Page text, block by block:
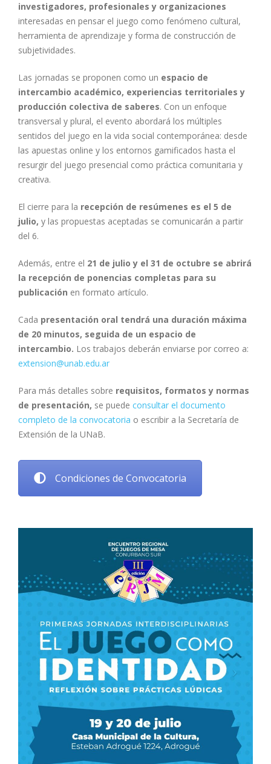
investigadores, profesionales y organizaciones
interesadas en pensar el juego como fenómeno cultural,
herramienta de aprendizaje y forma de construcción de
subjetividades.
Las jornadas se proponen como un espacio de
intercambio académico, experiencias territoriales y
producción colectiva de saberes. Con un enfoque
transversal y plural, el evento abordará los múltiples
sentidos del juego en la vida social contemporánea: desde
las apuestas online y los entornos gamificados hasta el
resurgir del juego presencial como práctica comunitaria y
creativa.
El cierre para la recepción de resúmenes es el 5 de
julio, y las propuestas aceptadas se comunicarán a partir
del 6.
Además, entre el 21 de julio y el 31 de octubre se abrirá
la recepción de ponencias completas para su
publicación en formato artículo.
Cada presentación oral tendrá una duración máxima
de 20 minutos, seguida de un espacio de
intercambio. Los trabajos deberán enviarse por correo a:
extension@unab.edu.ar
Para más detalles sobre requisitos, formatos y normas
de presentación, se puede consultar el documento
completo de la convocatoria o escribir a la Secretaría de
Extensión de la UNaB.
Condiciones de Convocatoria